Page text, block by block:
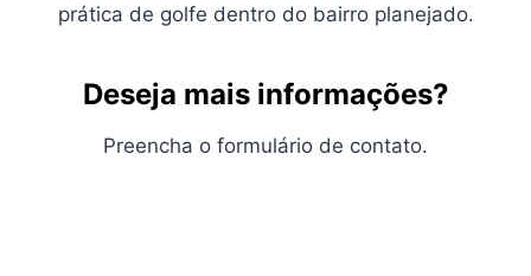
prática de golfe dentro do bairro planejado.
Deseja mais informações?
Preencha o formulário de contato.